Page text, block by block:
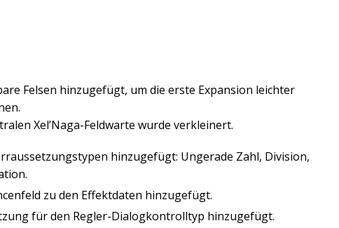
Felsen hinzugefügt, um die erste Expansion leichter
Xel’Naga-Feldwarte wurde verkleinert.
hinzugefügt: Ungerade Zahl, Division,
zu den Effektdaten hinzugefügt.
für den Regler-Dialogkontrolltyp hinzugefügt.